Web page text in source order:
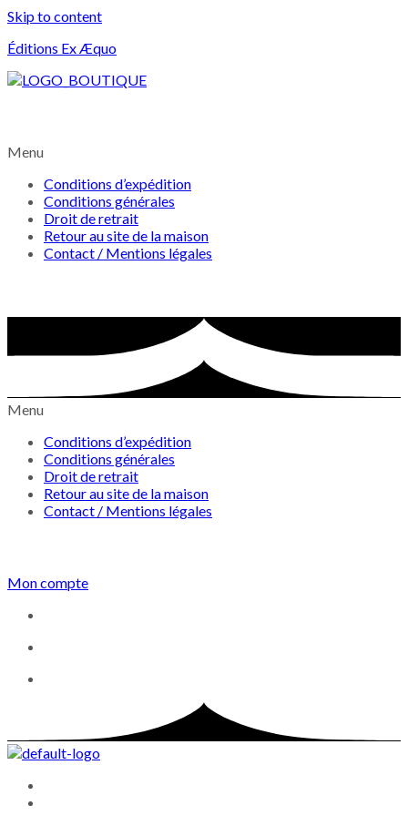
Skip to content
Éditions Ex Æquo
Menu
Conditions d’expédition
Conditions générales
Droit de retrait
Retour au site de la maison
Contact / Mentions légales
Menu
Conditions d’expédition
Conditions générales
Droit de retrait
Retour au site de la maison
Contact / Mentions légales
Mon compte